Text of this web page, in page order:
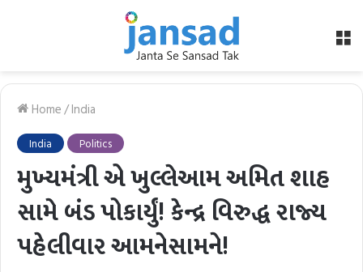
Home/India
India Politics
મુખ્યમંત્રી એ ખુલ્લેઆમ અમિત શાહ
સામે બંડ પોકાર્યું! કેન્દ્ર વિરુદ્ધ રાજ્ય
પહેલીવાર આમનેસામને!